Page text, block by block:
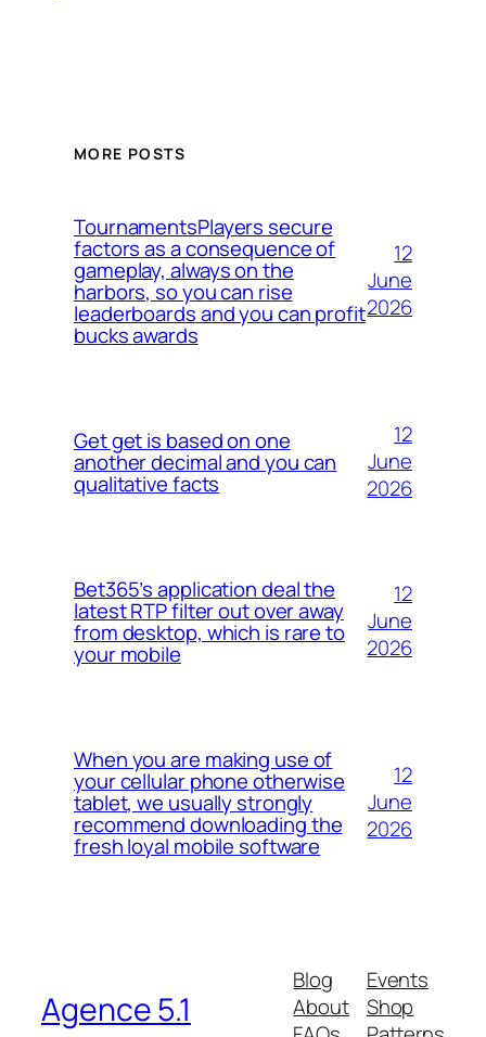
MORE POSTS
TournamentsPlayers secure
factors as a consequence of
gameplay, always on the
harbors, so you can rise
leaderboards and you can profit
bucks awards
12
June
2026
Get get is based on one
another decimal and you can
qualitative facts
12
June
2026
Bet365’s application deal the
latest RTP filter out over away
from desktop, which is rare to
your mobile
12
June
2026
When you are making use of
your cellular phone otherwise
tablet, we usually strongly
recommend downloading the
fresh loyal mobile software
12
June
2026
Agence 5.1
Blog
About
Events
Shop